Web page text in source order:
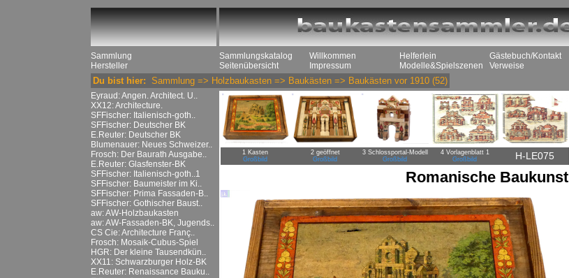
Sammlung
Hersteller
Sammlungskatalog
Seitenübersicht
Willkommen
Impressum
Helferlein
Modelle&Spielszenen
Gästebuch/Kontakt
Verweise
Du bist hier: Sammlung=> Holzbaukasten=> Baukästen=> Baukästen vor 1910(52)
Eyraud: Angen. Architect. U..
XX12: Architecture.
SFFischer: Italienisch-goth..
SFFischer: Deutscher BK
E.Reuter: Deutscher BK
Blumenauer: Neues Schweizer..
Frosch: Der Baurath Ausgabe..
E.Reuter: Glasfenster-BK
SFFischer: Italienisch-goth..1
SFFischer: Baumeister im Ki..
SFFischer: Prima Fassaden-B..
SFFischer: Gothischer Baust..
aw: AW-Holzbaukasten
aw: AW-Fassaden-BK, Jugends..
CS Cie: Architecture Franç..
Frosch: Mosaik-Cubus-Spiel
HGR: Der kleine Tausendkün..
XX11: Schwarzburger Holz-BK
E.Reuter: Renaissance Bauku..
1 Kasten
Großbild
2 geöffnet
Großbild
3 Schlossportal-Modell
Großbild
4 Vorlagenblatt 1
Großbild
H-LE075
Romanische Baukunst